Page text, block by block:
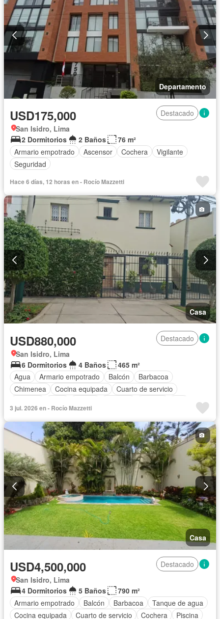
Departamento
USD175,000
Destacado
San Isidro, Lima
2 Dormitorios
2 Baños
76 m²
Armario empotrado
Ascensor Cochera
Vigilante
Seguridad
Hace 6 días, 12 horas en - Rocío Mazzetti
Casa
USD880,000
Destacado
San Isidro, Lima
6 Dormitorios
4 Baños
465 m²
Agua
Armario empotrado Balcón
Barbacoa
Chimenea
Cocina equipada
Cuarto de servicio
3 jul. 2026 en - Rocío Mazzetti
Casa
USD4,500,000
Destacado
San Isidro, Lima
4 Dormitorios
5 Baños
790 m²
Armario empotrado
Balcón Barbacoa
Tanque de agua
Cocina equipada
Cuarto de servicio Cochera Piscina